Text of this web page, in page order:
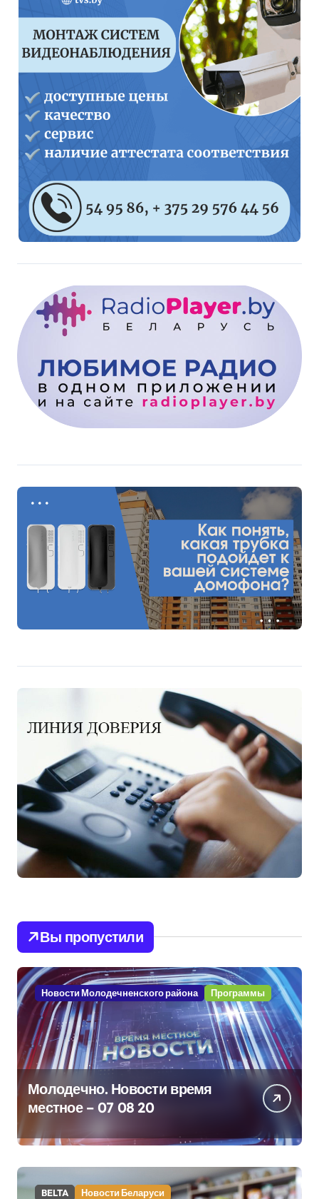
Вы пропустили
Новости Молодечненского района Программы
Молодечно. Новости время
местное – 07 08 20
BELTA Новости Беларуси